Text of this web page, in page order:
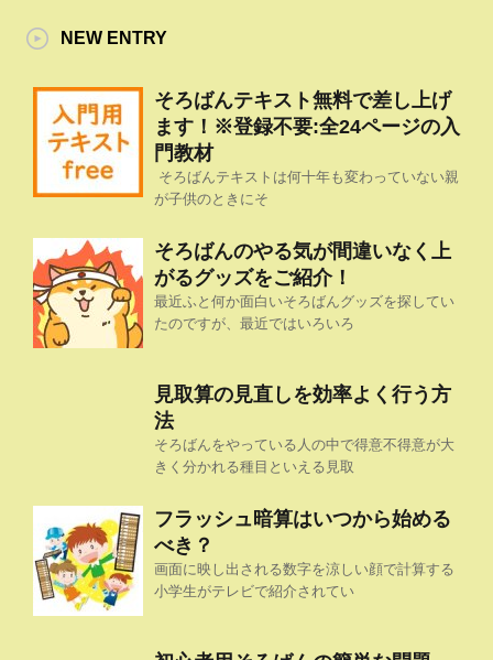
NEW ENTRY
そろばんテキスト無料で差し上げ
ます！※登録不要:全24ページの入
門教材
そろばんテキストは何十年も変わっていない親
が子供のときにそ
そろばんのやる気が間違いなく上
がるグッズをご紹介！
最近ふと何か面白いそろばんグッズを探してい
たのですが、最近ではいろいろ
見取算の見直しを効率よく行う方
法
そろばんをやっている人の中で得意不得意が大
きく分かれる種目といえる見取
フラッシュ暗算はいつから始める
べき？
画面に映し出される数字を涼しい顔で計算する
小学生がテレビで紹介されてい